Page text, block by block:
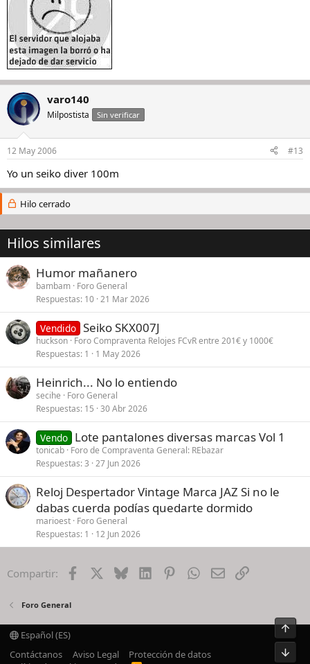
varo140
Milpostista Sin verificar
12 May 2006 #13
Yo un seiko diver 100m
Hilo cerrado
Hilos similares
Humor mañanero
bambam Foro General
Respuestas 10 21 Mar 2026
Vendido Seiko SKX007J
huckson Foro Compraventa Relojes FCvR entre 201€ y 1000€
Respuestas 1 1 May 2026
Heinrich... No lo entiendo
secihe
Foro General
Respuestas 15 30 Abr 2026
Vendo Lote pantalones diversas marcas Vol 1
tonicab Foro de Compraventa General: REbazar
Respuestas 3 27 Jun 2026
Reloj Despertador Vintage Marca JAZ Si no le
dabas cuerda podías quedarte dormido
marioest Foro General
Respuestas 1 12 Jun 2026
Compartir: Facebook BlueskyLinkedInPinterestWhatsApp
EmailEnlace
Foro General
Español (ES)
Contáctanos
Aviso Legal
Protección de datos